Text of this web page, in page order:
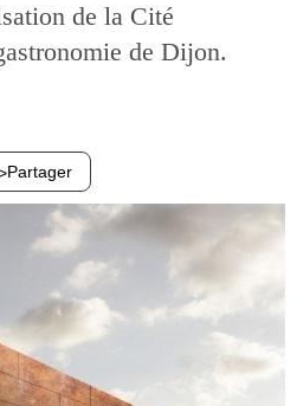
de la Cité
de Dijon.
Partager